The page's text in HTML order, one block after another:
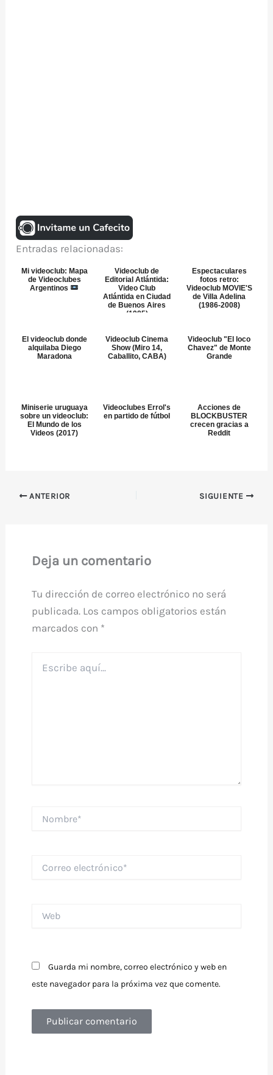
Entradas relacionadas:
Mi videoclub: Mapa
de Videoclubes
Argentinos
Videoclub de
Editorial Atlántida:
Video Club
Atlántida en Ciudad
de Buenos Aires
(1985)
Espectaculares
fotos retro:
Videoclub MOVIE'S
de Villa Adelina
(1986-2008)
El videoclub donde
alquilaba Diego
Maradona
Videoclub Cinema
Show (Miro 14,
Caballito, CABA)
Videoclub "El loco
Chavez" de Monte
Grande
Miniserie uruguaya
sobre un videoclub:
El Mundo de los
Videos (2017)
Videoclubes Errol's
en partido de fútbol
Acciones de
BLOCKBUSTER
crecen gracias a
Reddit
ANTERIOR SIGUIENTE
Deja un comentario
Tu dirección de correo electrónico no será
publicada. Los campos obligatorios están
marcados con *
aquí...
electrónico*
Guarda mi nombre, correo electrónico y web en
este navegador para la próxima vez que comente.